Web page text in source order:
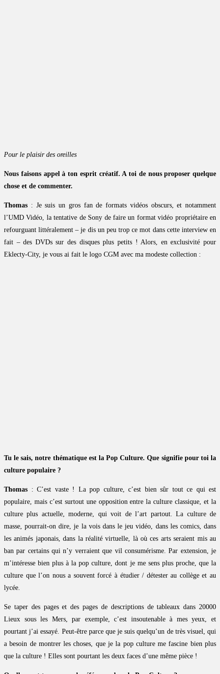
Pour le plaisir des oreilles
Nous faisons appel à ton esprit créatif. A toi de nous proposer quelque
chose et de commenter.
Thomas : Je suis un gros fan de formats vidéos obscurs, et notamment
l’UMD Vidéo, la tentative de Sony de faire un format vidéo propriétaire en
refourguant littéralement – je dis un peu trop ce mot dans cette interview en
fait – des DVDs sur des disques plus petits ! Alors, en exclusivité pour
Eklecty-City, je vous ai fait le logo CGM avec ma modeste collection :
Tu le sais, notre thématique est la Pop Culture. Que signifie pour toi la
culture populaire ?
Thomas : C’est vaste ! La pop culture, c’est bien sûr tout ce qui est
populaire, mais c’est surtout une opposition entre la culture classique, et la
culture plus actuelle, moderne, qui voit de l’art partout. La culture de
masse, pourrait-on dire, je la vois dans le jeu vidéo, dans les comics, dans
les animés japonais, dans la réalité virtuelle, là où ces arts seraient mis au
ban par certains qui n’y verraient que vil consumérisme. Par extension, je
m’intéresse bien plus à la pop culture, dont je me sens plus proche, que la
culture que l’on nous a souvent forcé à étudier / détester au collège et au
lycée.
Se taper des pages et des pages de descriptions de tableaux dans 20000
Lieux sous les Mers, par exemple, c’est insoutenable à mes yeux, et
pourtant j’ai essayé. Peut-être parce que je suis quelqu’un de très visuel, qui
a besoin de montrer les choses, que je la pop culture me fascine bien plus
que la culture ! Elles sont pourtant les deux faces d’une même pièce !